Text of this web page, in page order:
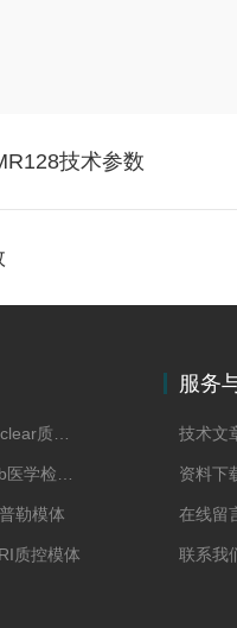
技术参数
勒模体
质控模体
服务
技术文
资料下
在线留
联系我